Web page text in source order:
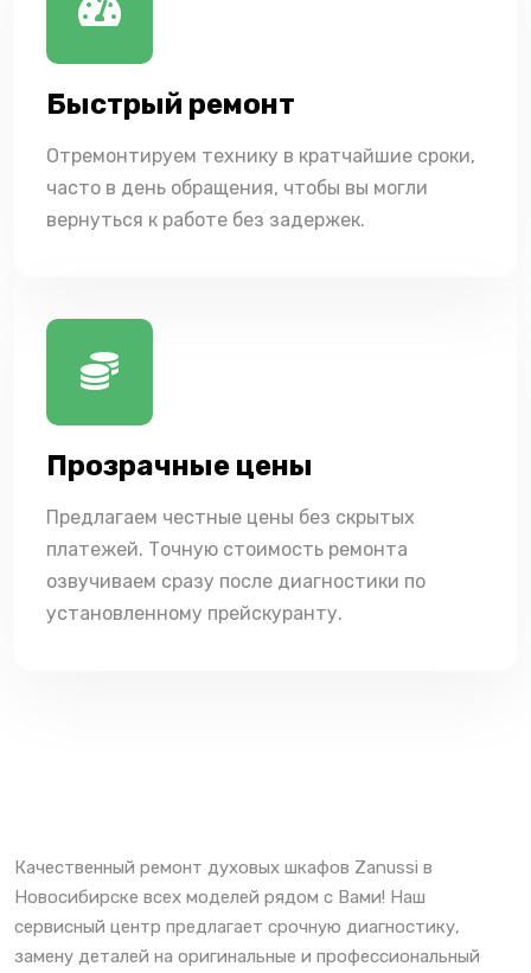
Быстрый ремонт
Отремонтируем технику в кратчайшие сроки,
часто в день обращения, чтобы вы могли
вернуться к работе без задержек.
Прозрачные цены
Предлагаем честные цены без скрытых
платежей. Точную стоимость ремонта
озвучиваем сразу после диагностики по
установленному прейскуранту.
Качественный ремонт духовых шкафов Zanussi в
Новосибирске всех моделей рядом с Вами! Наш
сервисный центр предлагает срочную диагностику,
замену деталей на оригинальные и профессиональный